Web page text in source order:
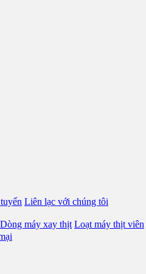
Liên lạc với chúng tôi
Dòng máy xay thịt Loạt máy thịt viên